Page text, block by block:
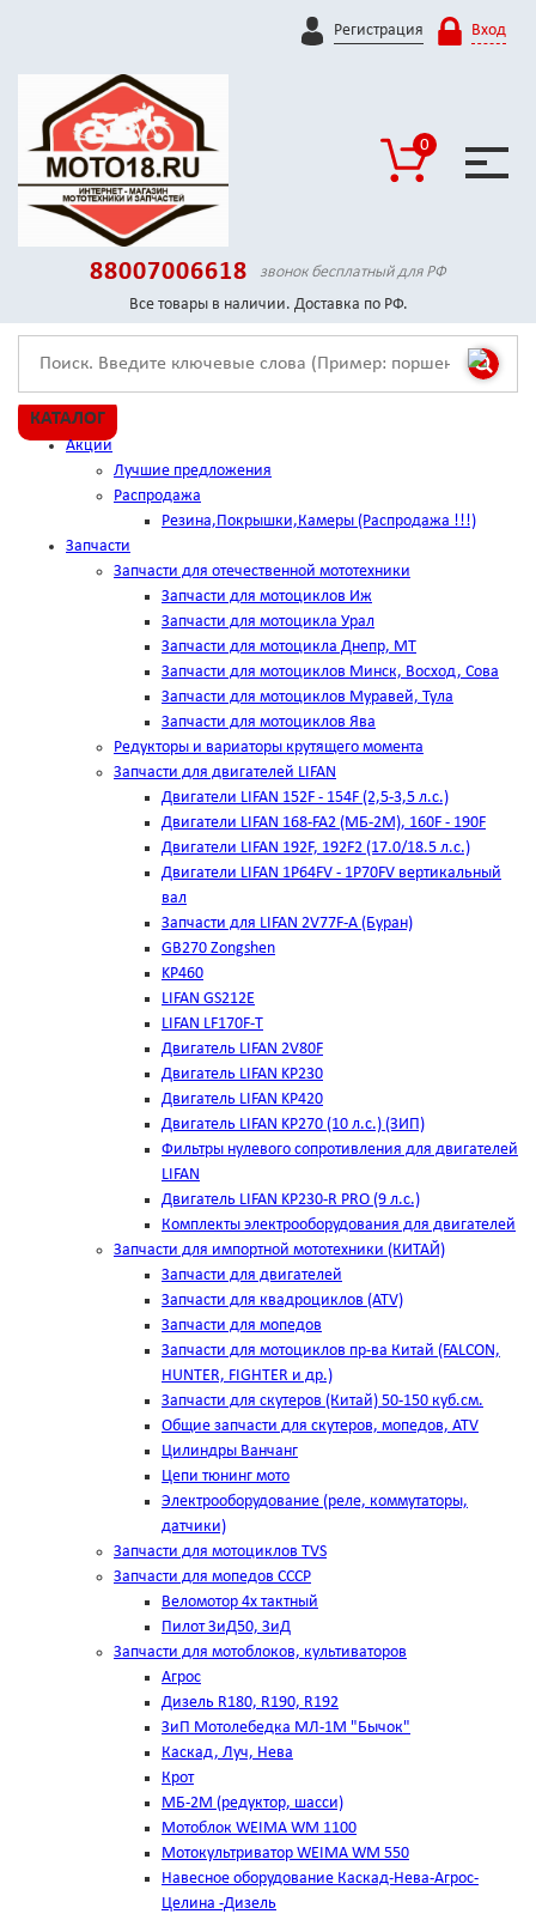
Регистрация Вход
0
88007006618
звонок бесплатный для РФ
Все товары в наличии. Доставка по РФ.
КАТАЛОГ
Акции
Лучшие предложения
Распродажа
Резина,Покрышки,Камеры (Распродажа !!!)
Запчасти
Запчасти для отечественной мототехники
Запчасти для мотоциклов Иж
Запчасти для мотоцикла Урал
Запчасти для мотоцикла Днепр, МТ
Запчасти для мотоциклов Минск, Восход, Сова
Запчасти для мотоциклов Муравей, Тула
Запчасти для мотоциклов Ява
Редукторы и вариаторы крутящего момента
Запчасти для двигателей LIFAN
Двигатели LIFAN 152F - 154F (2,5-3,5 л.с.)
Двигатели LIFAN 168-FA2 (МБ-2М), 160F - 190F
Двигатели LIFAN 192F, 192F2 (17.0/18.5 л.с.)
Двигатели LIFAN 1Р64FV - 1Р70FV вертикальный
вал
Запчасти для LIFAN 2V77F-A (Буран)
GB270 Zongshen
KP460
LIFAN GS212E
LIFAN LF170F-T
Двигатель LIFAN 2V80F
Двигатель LIFAN KP230
Двигатель LIFAN KP420
Двигатель LIFAN KP270 (10 л.с.) (ЗИП)
Фильтры нулевого сопротивления для двигателей
LIFAN
Двигатель LIFAN KP230-R PRO (9 л.с.)
Комплекты электрооборудования для двигателей
Запчасти для импортной мототехники (КИТАЙ)
Запчасти для двигателей
Запчасти для квадроциклов (ATV)
Запчасти для мопедов
Запчасти для мотоциклов пр-ва Китай (FALCON,
HUNTER, FIGHTER и др.)
Запчасти для скутеров (Китай) 50-150 куб.см.
Общие запчасти для скутеров, мопедов, ATV
Цилиндры Ванчанг
Цепи тюнинг мото
Электрооборудование (реле, коммутаторы,
датчики)
Запчасти для мотоциклов TVS
Запчасти для мопедов СССР
Веломотор 4х тактный
Пилот ЗиД50, ЗиД
Запчасти для мотоблоков, культиваторов
Агрос
Дизель R180, R190, R192
ЗиП Мотолебедка МЛ-1М "Бычок"
Каскад, Луч, Нева
Крот
МБ-2М (редуктор, шасси)
Мотоблок WEIMA WM 1100
Мотокультриватор WEIMA WM 550
Навесное оборудование Каскад-Нева-Агрос-
Целина -Дизель